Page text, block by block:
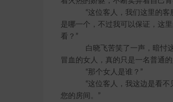
“这位客人，我们这里的客服
是哪一个，不过我可以保证，这
看？”
白晓飞苦笑了一声，暗忖这
冒血的女人，真的只是一名普通
“那个女人是谁？”
“这位客人，我这边是看不
您的房间。”